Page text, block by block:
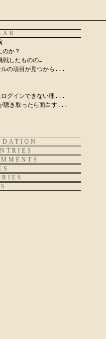
か？
戦したものの…
ルの項目が見つから...
ログインできない理...
聴き取ったら面白す...